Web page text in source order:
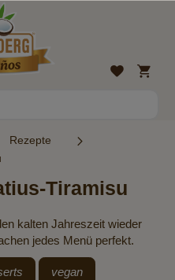
Lista
Mi
cesta
Rezepte
Tiramisu
kalten Jahreszeit wieder
jedes Menü perfekt.
vegan